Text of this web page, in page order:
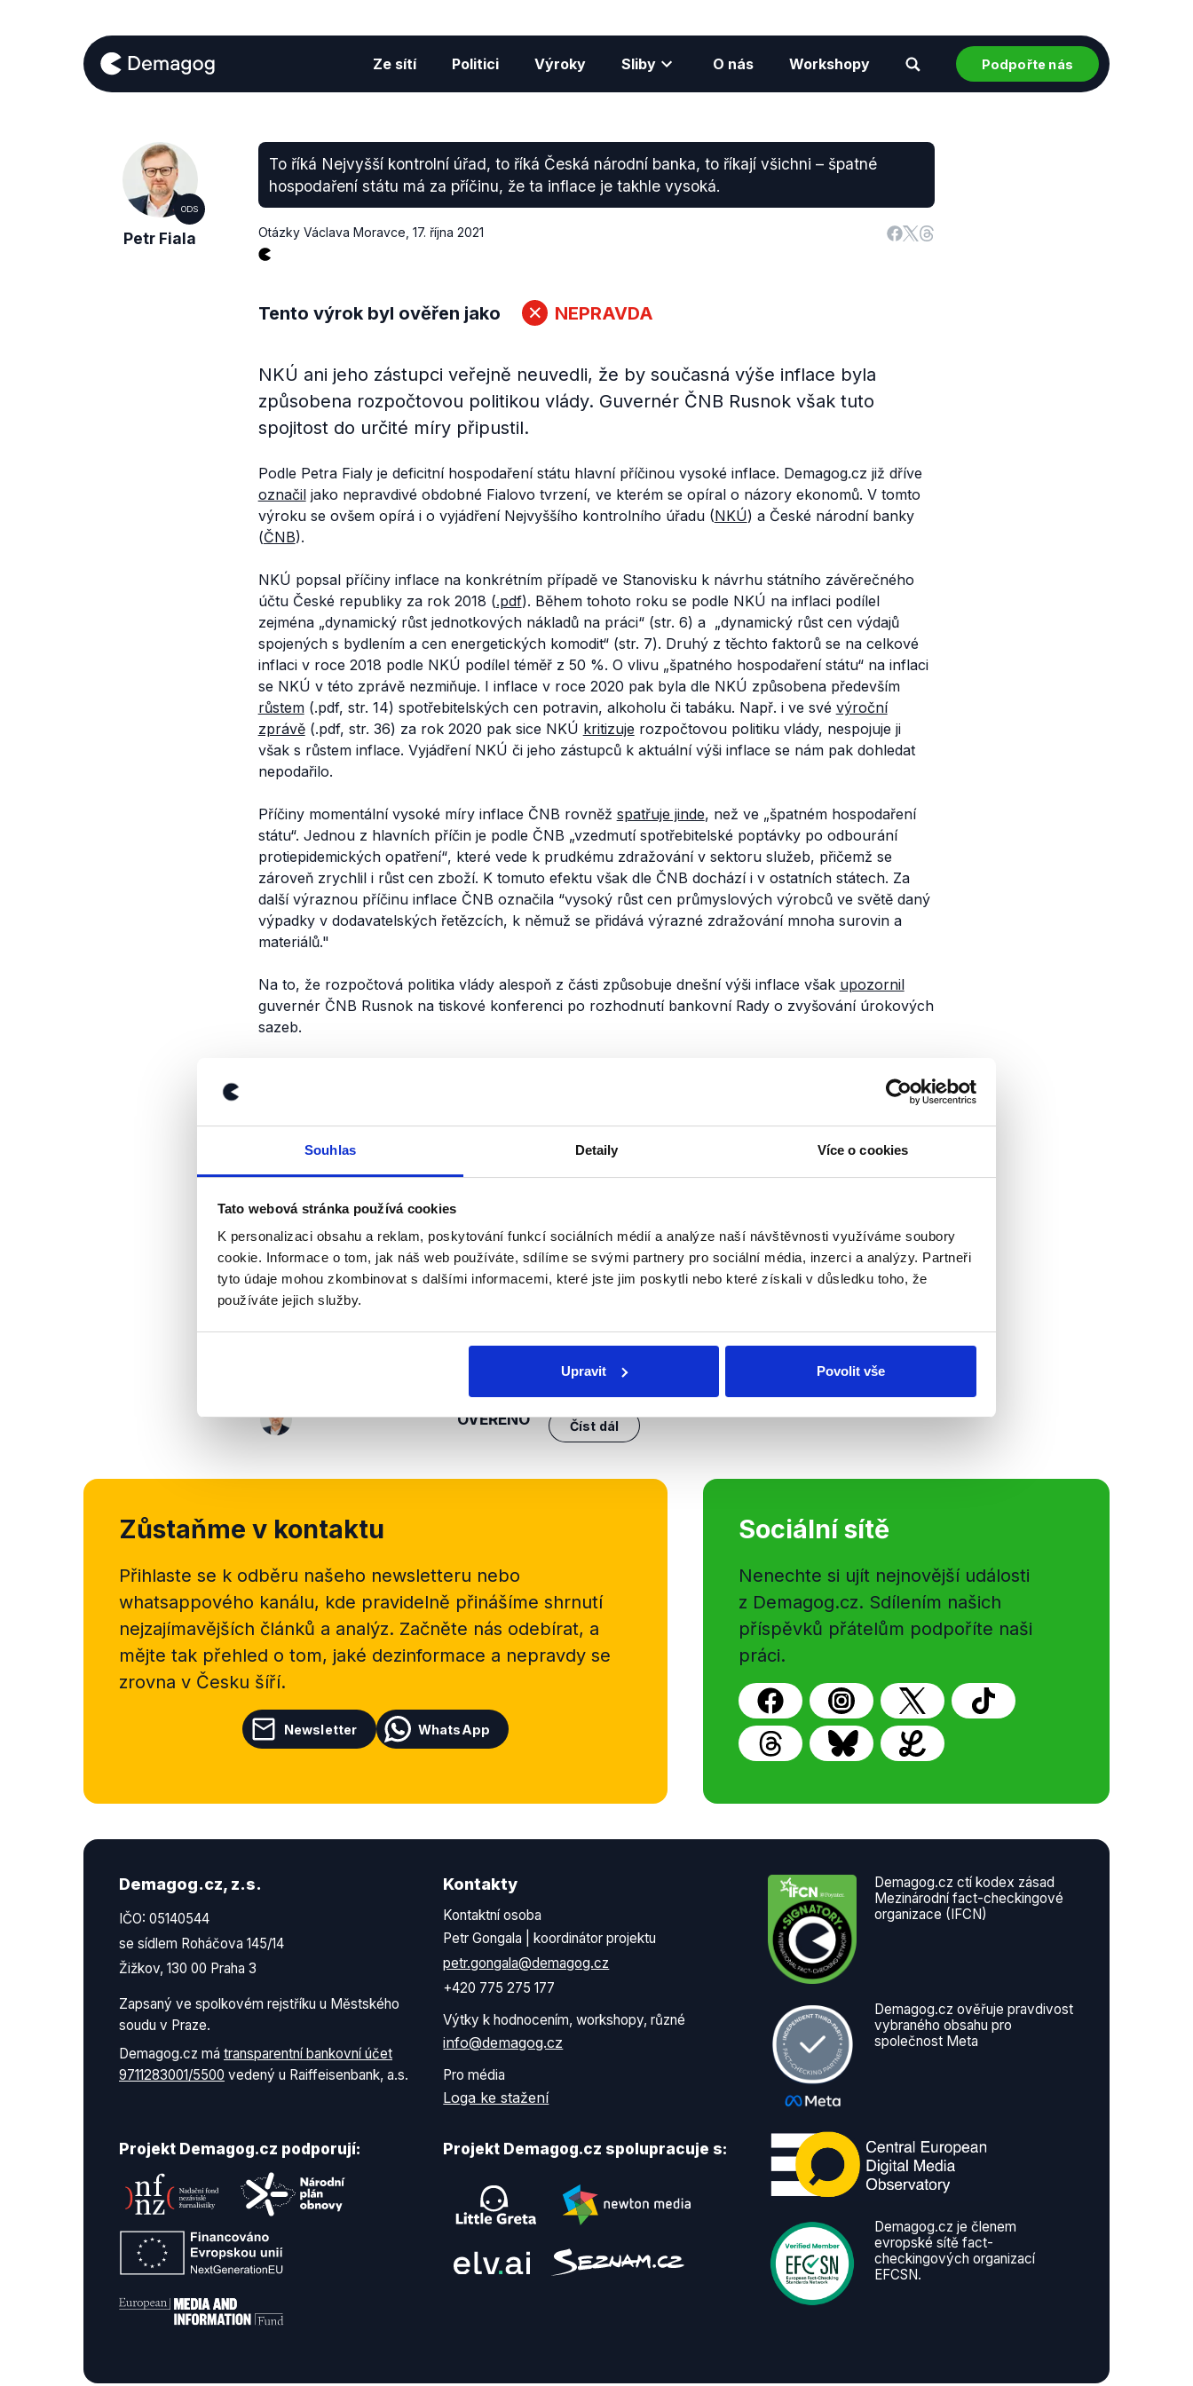
Souhlas Detaily Více o cookies
Tato webová stránka používá cookies
K personalizaci obsahu a reklam, poskytování funkcí sociálních médií a analýze naší návštěvnosti využíváme soubory
cookie. Informace o tom, jak náš web používáte, sdílíme se svými partnery pro sociální média, inzerci a analýzy. Partneři
tyto údaje mohou zkombinovat s dalšími informacemi, které jste jim poskytli nebo které získali v důsledku toho, že
používáte jejich služby.
Upravit Povolit vše
Ze sítí Politici Výroky Sliby O nás Workshopy Podpořte nás
ODS
Petr Fiala
To říká Nejvyšší kontrolní úřad, to říká Česká národní banka, to říkají všichni – špatné
hospodaření státu má za příčinu, že ta inflace je takhle vysoká.
Otázky Václava Moravce 17. října 2021
Tento výrok byl ověřen jako NEPRAVDA
NKÚ ani jeho zástupci veřejně neuvedli, že by současná výše inflace byla
způsobena rozpočtovou politikou vlády. Guvernér ČNB Rusnok však tuto
spojitost do určité míry připustil.
Podle Petra Fialy je deficitní hospodaření státu hlavní příčinou vysoké inflace. Demagog.cz již dříve
označiljako nepravdivé obdobné Fialovo tvrzení, ve kterém se opíral o názory ekonomů. V tomto
výroku se ovšem opírá i o vyjádření Nejvyššího kontrolního úřadu (NKÚ) a České národní banky
(ČNB).
NKÚ popsal příčiny inflace na konkrétním případě ve Stanovisku k návrhu státního závěrečného
účtu České republiky za rok 2018 (.pdf). Během tohoto roku se podle NKÚ na inflaci podílel
zejména „dynamický růst jednotkových nákladů na práci“ (str. 6) a „dynamický růst cen výdajů
spojených s bydlením a cen energetických komodit“(str. 7). Druhý z těchto faktorů se na celkové
inflaci v roce 2018 podle NKÚ podílel téměř z 50 %. O vlivu „špatného hospodaření státu“ na inflaci
se NKÚ v této zprávě nezmiňuje. I inflace v roce 2020 pak byla dle NKÚ způsobena především
růstem(.pdf, str. 14) spotřebitelských cen potravin, alkoholu či tabáku. Např. i ve své výroční
zprávě(.pdf, str. 36) za rok 2020 pak sice NKÚ kritizuje rozpočtovou politiku vlády, nespojuje ji
však s růstem inflace. Vyjádření NKÚ či jeho zástupců k aktuální výši inflace se nám pak dohledat
nepodařilo.
Příčiny momentální vysoké míry inflace ČNB rovněž spatřuje jinde, než ve „špatném hospodaření
státu“. Jednou z hlavních příčin je podle ČNB „vzedmutí spotřebitelské poptávky po odbourání
protiepidemických opatření“, které vede k prudkému zdražování v sektoru služeb, přičemž se
zároveň zrychlil i růst cen zboží. K tomuto efektu však dle ČNB dochází i v ostatních státech. Za
další výraznou příčinu inflace ČNB označila “vysoký růst cen průmyslových výrobců ve světě daný
výpadky v dodavatelských řetězcích, k němuž se přidává výrazné zdražování mnoha surovin a
materiálů."
Na to, že rozpočtová politika vlády alespoň z části způsobuje dnešní výši inflace však upozornil
guvernér ČNB Rusnok na tiskové konferenci po rozhodnutí bankovní Rady o zvyšování úrokových
sazeb.
zástupců, kteří by dávali do spojitosti současnou výši inflace s předchozí rozpočtovou politikou
politiku vlády a vysoké zadlužování. Protože však ani tyto zprávy nespojují tuto politiku s rostoucí
inflací, musíme výrok hodnotit jako nepravdivý.
Výrok jsme zmínili
OVĚŘENO
Petr Fiala si jde pro moc
Hostem nedělních Otázek Václava Moravce byl
faktický vítěz voleb a pravděpodobný budoucí
premiér Petr Fiala. Řeč ale nebyla jen o budoucí
vládě, ale i o nynější situaci kolem prezidenta...
Číst dál
Zůstaňme v kontaktu
Přihlaste se k odběru našeho newsletteru nebo
whatsappového kanálu, kde pravidelně přinášíme shrnutí
nejzajímavějších článků a analýz. Začněte nás odebírat, a
mějte tak přehled o tom, jaké dezinformace a nepravdy se
zrovna v Česku šíří.
Newsletter WhatsApp
Sociální sítě
Nenechte si ujít nejnovější události
z Demagog.cz. Sdílením našich
příspěvků přátelům podpoříte naši
práci.
Demagog.cz, z.s.
IČO: 05140544
se sídlem Roháčova 145/14
Žižkov, 130 00 Praha 3
Zapsaný ve spolkovém rejstříku u Městského
soudu v Praze.
Demagog.cz má transparentní bankovní účet
9711283001/5500 vedený u Raiffeisenbank, a.s.
Kontakty
Kontaktní osoba
Petr Gongala | koordinátor projektu
petr.gongala@demagog.cz
+420 775 275 177
Výtky k hodnocením, workshopy, různé
info@demagog.cz
Pro média
Loga ke stažení
Projekt Demagog.cz podporují: Projekt Demagog.cz spolupracuje s:
Demagog.cz ctí kodex zásad
Mezinárodní fact-checkingové
organizace (IFCN)
Demagog.cz ověřuje pravdivost
vybraného obsahu pro
společnost Meta
Demagog.cz je členem
evropské sítě fact-
checkingových organizací
EFCSN.